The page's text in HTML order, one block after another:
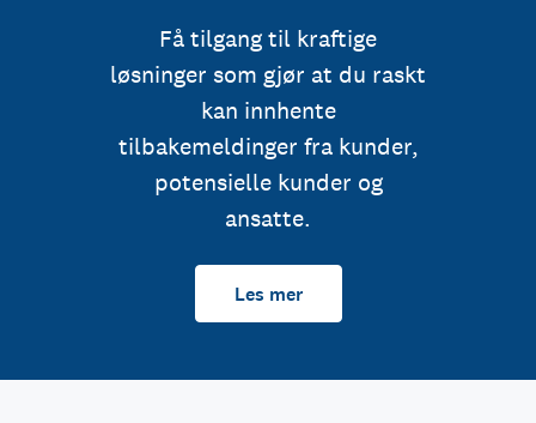
Få tilgang til kraftige
løsninger som gjør at du raskt
kan innhente
tilbakemeldinger fra kunder,
potensielle kunder og
ansatte.
Les mer